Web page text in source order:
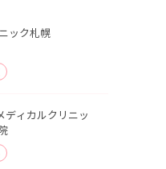
ック札幌
ディカルクリニッ